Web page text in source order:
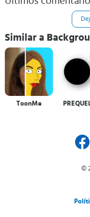
Similar a
ToonMe
©